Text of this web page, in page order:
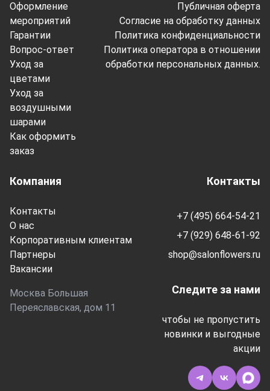
Компания
Контакты
О нас
Корпоративным клиентам
Партнеры
Вакансии
Москва Большая
Переяславская, дом 11
Оформление
мероприятий
Гарантии
Вопрос-ответ
Уход за
цветами
Уход за
воздушными
шарами
Как оформить
заказ
Публичная оферта
Согласие на обработку данных
Политика конфиденциальности
Политика оператора в отношении
обработки персональных данных.
Контакты
+7 (495) 664-54-21
+7 (929) 648-61-92
shop@salonflowers.ru
Следите за нами
чтобы не пропустить
новинки и выгодные
акции